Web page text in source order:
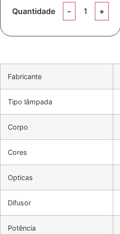
Quantidade
Fabricante
Tipo lâmpada
Corpo
Cores
Opticas
Difusor
Potência